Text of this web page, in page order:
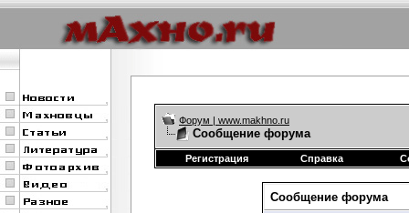
Форум | www.makhno.ru
Сообщение форума
Регистрация Справка
Сообщение форума